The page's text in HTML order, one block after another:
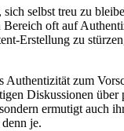
selbst treu zu
oft auf
Erstellung zu
zum
Diskussionen über
ermutigt auch
je.